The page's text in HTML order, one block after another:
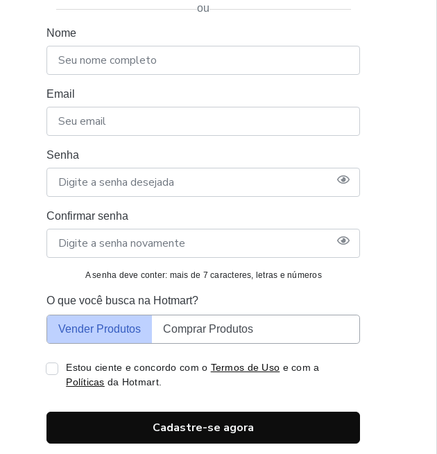
ou
Nome
Email
Senha
Confirmar senha
A senha deve conter: mais de 7 caracteres, letras e números
O que você busca na Hotmart?
Vender Produtos Comprar Produtos
Estou ciente e concordo com o Termos de Uso e com a
Políticas da Hotmart.
Cadastre-se agora